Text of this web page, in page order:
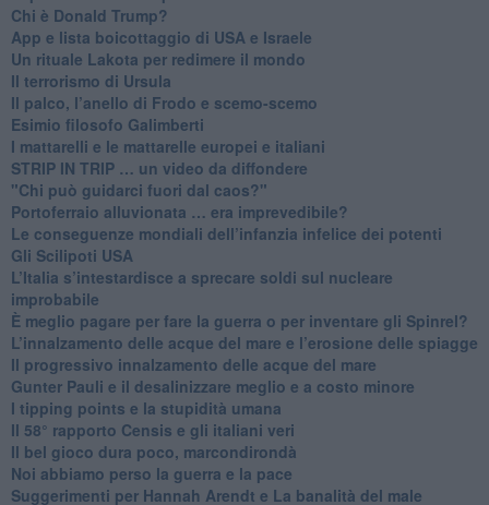
​Chi è Donald Trump?
App e lista boicottaggio di USA e Israele
​Un rituale Lakota per redimere il mondo
Il terrorismo di Ursula
​Il palco, l’anello di Frodo e scemo-scemo
Esimio filosofo Galimberti
​I mattarelli e le mattarelle europei e italiani
​STRIP IN TRIP … un video da diffondere
"Chi può guidarci fuori dal caos?"
​Portoferraio alluvionata … era imprevedibile?
Le conseguenze mondiali dell’infanzia infelice dei potenti
​Gli Scilipoti USA
L’Italia s’intestardisce a sprecare soldi sul nucleare
improbabile
È meglio pagare per fare la guerra o per inventare gli Spinrel?
​L’innalzamento delle acque del mare e l’erosione delle spiagge
​Il progressivo innalzamento delle acque del mare
​Gunter Pauli e il desalinizzare meglio e a costo minore
I tipping points e la stupidità umana
​Il 58° rapporto Censis e gli italiani veri
​Il bel gioco dura poco, marcondirondà
Noi abbiamo perso la guerra e la pace
Suggerimenti per Hannah Arendt e La banalità del male